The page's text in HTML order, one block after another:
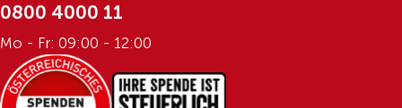
0800 4000 11
Mo - Fr: 09:00 - 12:00